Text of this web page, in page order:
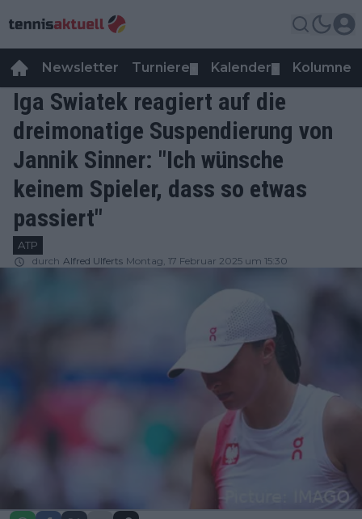
Newsletter Turniere Kalender Kolumnen
Iga Swiatek reagiert auf die
dreimonatige Suspendierung von
Jannik Sinner: "Ich wünsche
keinem Spieler, dass so etwas
passiert"
ATP
durch Alfred Ulferts Montag, 17 Februar 2025 um 15:30